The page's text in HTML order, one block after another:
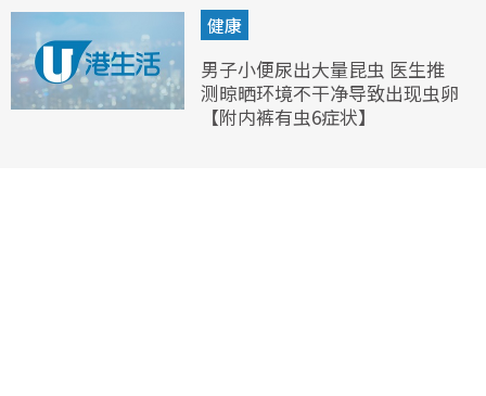
健康
男子小便尿出大量昆虫 医生推
测晾晒环境不干净导致出现虫卵
【附内裤有虫6症状】